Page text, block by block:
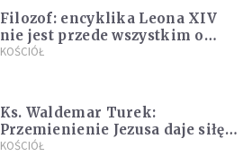
Filozof: encyklika Leona XIV
nie jest przede wszystkim o
sztucznej inteligencji
KOŚCIÓŁ
Ks. Waldemar Turek:
Przemienienie Jezusa daje siłę
do pokonywania przeciwności
KOŚCIÓŁ